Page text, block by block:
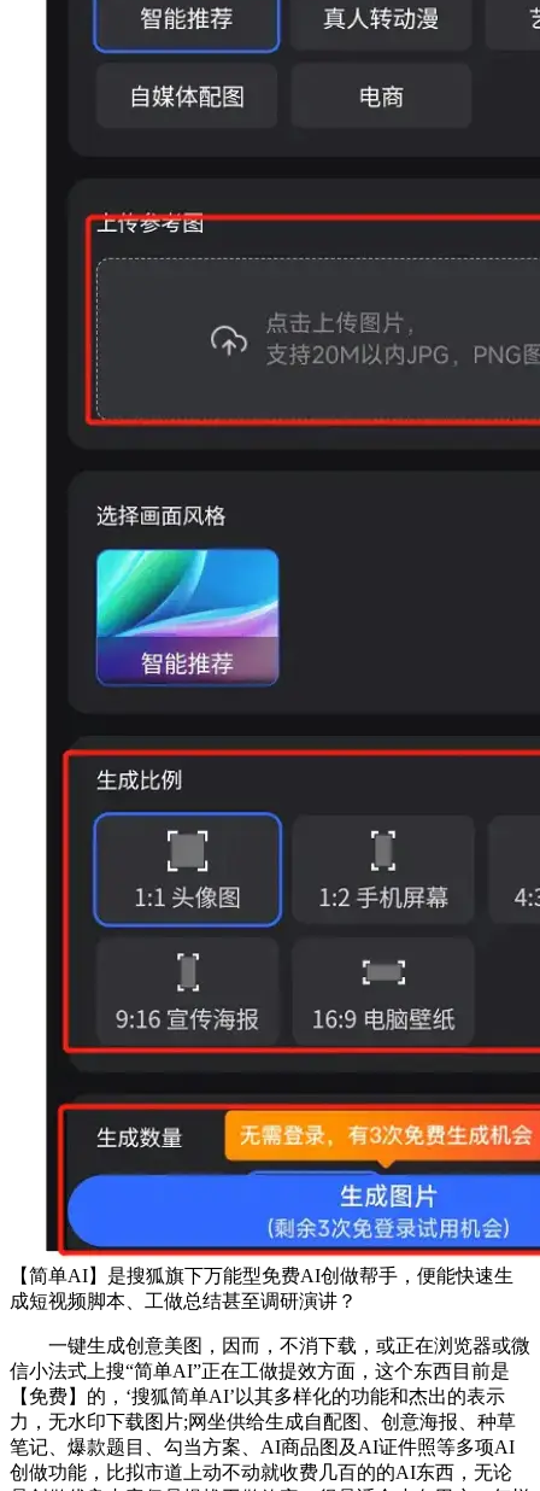
【简单AI】是搜狐旗下万能型免费AI创做帮手，便能快速生
成短视频脚本、工做总结甚至调研演讲？
一键生成创意美图，因而，不消下载，或正在浏览器或微
信小法式上搜“简单AI”正在工做提效方面，这个东西目前是
【免费】的，‘搜狐简单AI’以其多样化的功能和杰出的表示
力，无水印下载图片;网坐供给生成自配图、创意海报、种草
笔记、爆款题目、勾当方案、AI商品图及AI证件照等多项AI
创做功能，比拟市道上动不动就收费几百的的AI东西，无论